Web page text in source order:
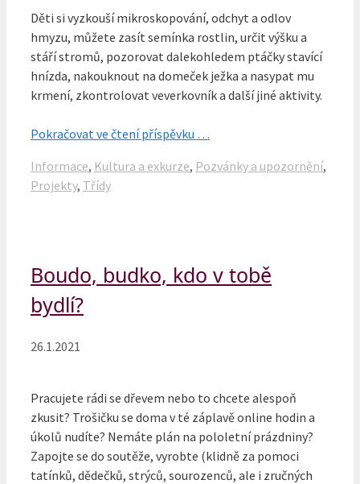
Děti si vyzkouší mikroskopování, odchyt a odlov
hmyzu, můžete zasít semínka rostlin, určit výšku a
stáří stromů, pozorovat dalekohledem ptáčky stavící
hnízda, nakouknout na domeček ježka a nasypat mu
krmení, zkontrolovat veverkovník a další jiné aktivity.
Pokračovat ve čtení příspěvku …
Rubriky
Informace, Kultura a exkurze, Pozvánky a upozornění,
Projekty, Třídy
Boudo, budko, kdo v tobě
bydlí?
26.1.2021
Pracujete rádi se dřevem nebo to chcete alespoň
zkusit? Trošičku se doma v té záplavě online hodin a
úkolů nudíte? Nemáte plán na pololetní prázdniny?
Zapojte se do soutěže, vyrobte (klidně za pomoci
tatínků, dědečků, strýců, sourozenců, ale i zručných